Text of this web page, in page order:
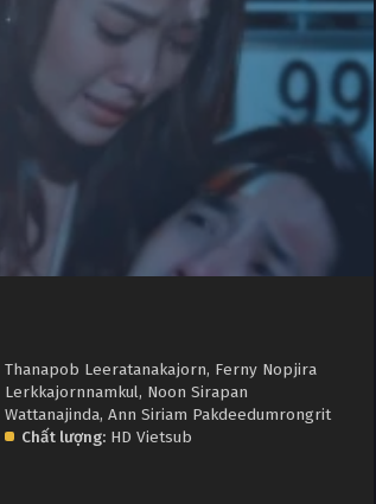
Thanapob Leeratanakajorn, Ferny Nopjira
Lerkkajornnamkul, Noon Sirapan
Wattanajinda, Ann Siriam Pakdeedumrongrit
Chất lượng: HD Vietsub